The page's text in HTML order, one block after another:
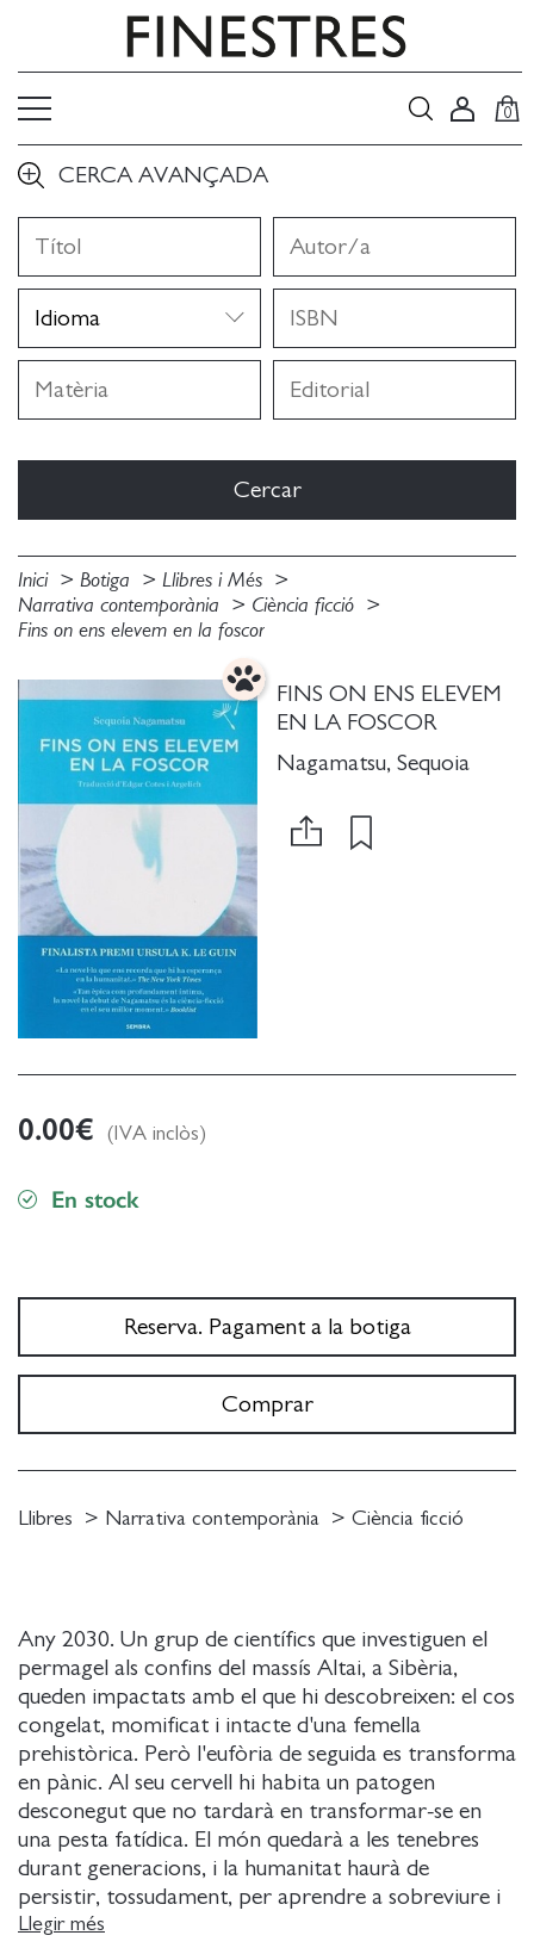
0
CERCA AVANÇADA
Inici Botiga
Llibres i Més
Narrativa contemporània
Ciència ficció
Fins on ens elevem en la foscor
FINS ON ENS ELEVEM
EN LA FOSCOR
Nagamatsu, Sequoia
Any 2030. Un grup de científics que investiguen el
permagel als confins del massís Altai, a Sibèria,
queden impactats amb el que hi descobreixen: el cos
congelat, momificat i intacte d'una femella
prehistòrica. Però l'eufòria de seguida es transforma
en pànic. Al seu cervell hi habita un patogen
desconegut que no tardarà en transformar-se en
una pesta fatídica. El món quedarà a les tenebres
durant generacions, i la humanitat haurà de
persistir, tossudament, per aprendre a sobreviure i
créixer com una espècie en la foscor.
Llegir més
0.00€ (IVA inclòs)
En stock
Reserva. Pagament a la botiga
Comprar
Llibres Narrativa contemporània Ciència ficció